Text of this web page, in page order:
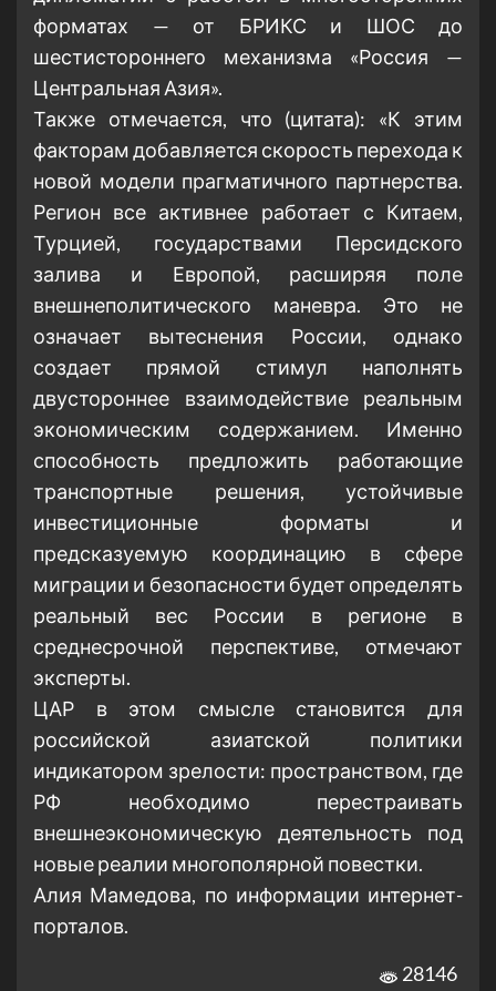
форматах — от БРИКС и ШОС до
шестистороннего механизма «Россия —
Центральная Азия».
Также отмечается, что (цитата): «К этим
факторам добавляется скорость перехода к
новой модели прагматичного партнерства.
Регион все активнее работает с Китаем,
Турцией, государствами Персидского
залива и Европой, расширяя поле
внешнеполитического маневра. Это не
означает вытеснения России, однако
создает прямой стимул наполнять
двустороннее взаимодействие реальным
экономическим содержанием. Именно
способность предложить работающие
транспортные решения, устойчивые
инвестиционные форматы и
предсказуемую координацию в сфере
миграции и безопасности будет определять
реальный вес России в регионе в
среднесрочной перспективе, отмечают
эксперты.
ЦАР в этом смысле становится для
российской азиатской политики
индикатором зрелости: пространством, где
РФ необходимо перестраивать
внешнеэкономическую деятельность под
новые реалии многополярной повестки.
Алия Мамедова, по информации интернет-
порталов.
28146